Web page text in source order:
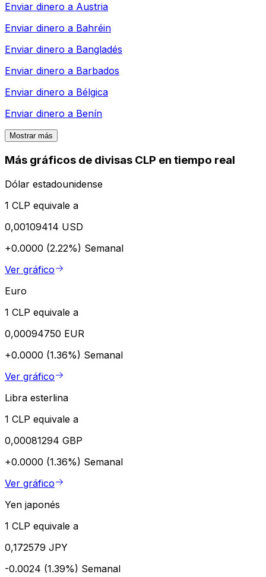
Enviar dinero a Austria
Enviar dinero a Bahréin
Enviar dinero a Bangladés
Enviar dinero a Barbados
Enviar dinero a Bélgica
Enviar dinero a Benín
Mostrar más
Más gráficos de divisas CLP en tiempo real
Dólar estadounidense
1 CLP equivale a
0,00109414 USD
+0.0000 (2.22%) Semanal
Ver gráfico
Euro
1 CLP equivale a
0,00094750 EUR
+0.0000 (1.36%) Semanal
Ver gráfico
Libra esterlina
1 CLP equivale a
0,00081294 GBP
+0.0000 (1.36%) Semanal
Ver gráfico
Yen japonés
1 CLP equivale a
0,172579 JPY
-0.0024 (1.39%) Semanal